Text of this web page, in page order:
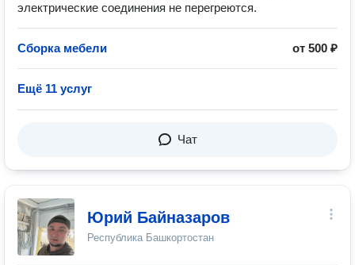
электрические соединения не перегреются.
Сборка мебели от 500 ₽
Ещё 11 услуг
Чат
Юрий Байназаров
Республика Башкортостан